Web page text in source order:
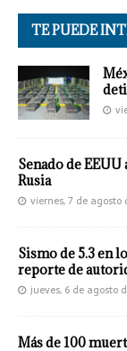
TE PUEDE
Senado de
Rusia
viernes, 7 de agosto
Sismo de 5.3 en
reporte de
jueves, 6 de agosto
Más de 100